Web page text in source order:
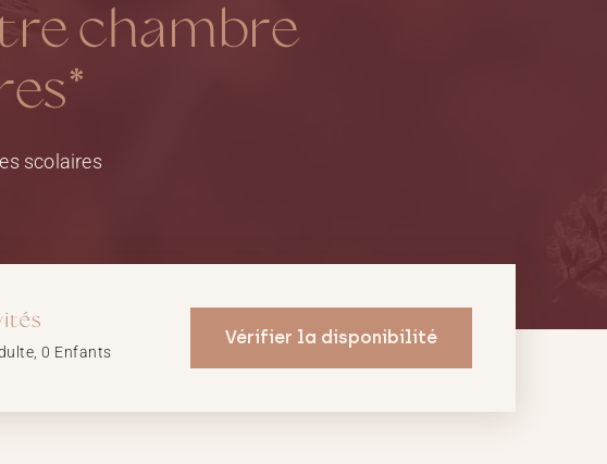
chambre
scolaires
Vérifier la disponibilité